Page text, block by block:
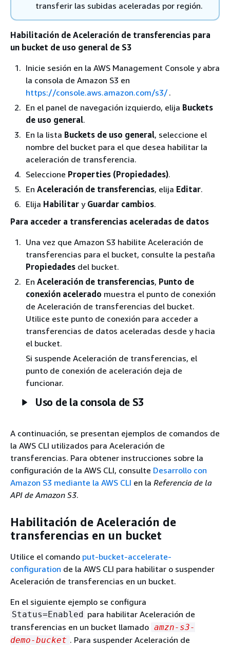
transferir las subidas aceleradas por región.
Habilitación de Aceleración de transferencias para
un bucket de uso general de S3
Inicie sesión en la AWS Management Console y abra
la consola de Amazon S3 en
https://console.aws.amazon.com/s3/.
En el panel de navegación izquierdo, elija Buckets
de uso general.
En la lista Buckets de uso general, seleccione el
nombre del bucket para el que desea habilitar la
aceleración de transferencia.
Seleccione Properties (Propiedades).
En Aceleración de transferencias, elija Editar.
Elija Habilitar y Guardar cambios.
Para acceder a transferencias aceleradas de datos
Una vez que Amazon S3 habilite Aceleración de
transferencias para el bucket, consulte la pestaña
Propiedades del bucket.
En Aceleración de transferencias, Punto de
conexión acelerado muestra el punto de conexión
de Aceleración de transferencias del bucket.
Utilice este punto de conexión para acceder a
transferencias de datos aceleradas desde y hacia
el bucket.
Si suspende Aceleración de transferencias, el
punto de conexión de aceleración deja de
funcionar.
Uso de la consola de S3
A continuación, se presentan ejemplos de comandos de
la AWS CLI utilizados para Aceleración de
transferencias. Para obtener instrucciones sobre la
configuración de la AWS CLI, consulte Desarrollo con
Amazon S3 mediante la AWS CLI en la Referencia de la
API de Amazon S3.
Habilitación de Aceleración de
transferencias en un bucket
Utilice el comando put-bucket-accelerate-
configuration de la AWS CLI para habilitar o suspender
Aceleración de transferencias en un bucket.
En el siguiente ejemplo se configura
Status=Enabled para habilitar Aceleración de
transferencias en un bucket llamado amzn-s3-
demo-bucket . Para suspender Aceleración de